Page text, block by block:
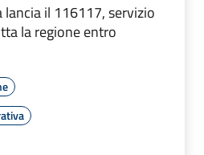
lancia il 116117, servizio
la regione entro